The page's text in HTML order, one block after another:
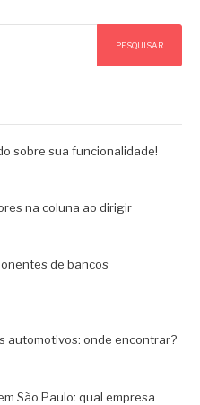
PESQUISAR
sobre sua funcionalidade!
na coluna ao dirigir
de bancos
automotivos: onde encontrar?
São Paulo: qual empresa